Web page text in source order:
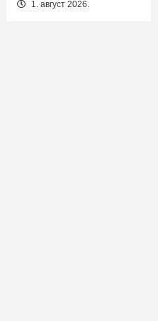
1. август 2026.